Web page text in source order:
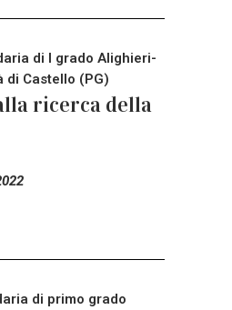
di I grado Alighieri-
di Castello (PG)
ricerca della
di primo grado